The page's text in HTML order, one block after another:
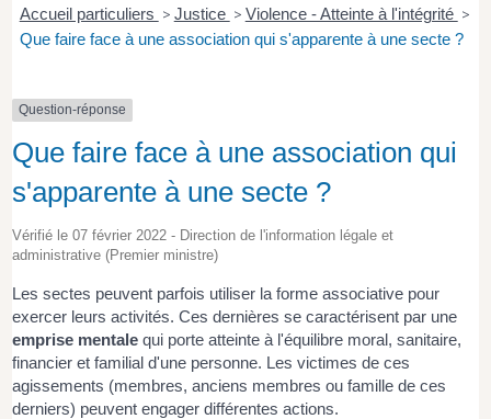
Accueil particuliers > Justice > Violence - Atteinte à l'intégrité >
Que faire face à une association qui s'apparente à une secte ?
Question-réponse
Que faire face à une association qui
s'apparente à une secte ?
Vérifié le 07 février 2022 - Direction de l'information légale et
administrative (Premier ministre)
Les sectes peuvent parfois utiliser la forme associative pour
exercer leurs activités. Ces dernières se caractérisent par une
emprise mentale qui porte atteinte à l'équilibre moral, sanitaire,
financier et familial d'une personne. Les victimes de ces
agissements (membres, anciens membres ou famille de ces
derniers) peuvent engager différentes actions.